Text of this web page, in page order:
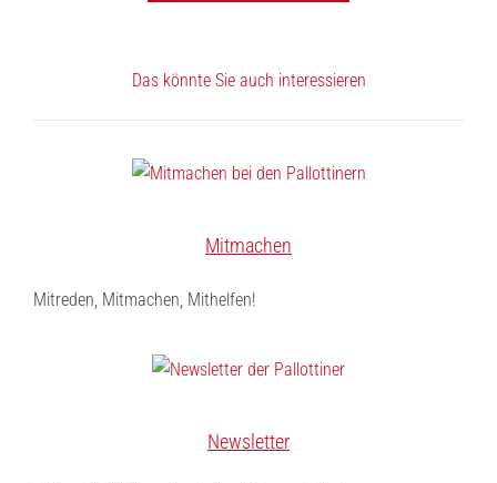
Das könnte Sie auch interessieren
Mitmachen
Mitreden, Mitmachen, Mithelfen!
Newsletter